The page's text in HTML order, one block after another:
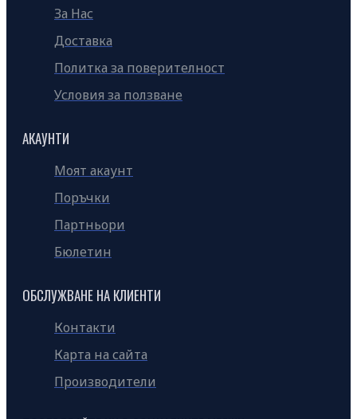
За Нас
Доставка
Политка за поверителност
Условия за ползване
АКАУНТИ
Моят акаунт
Поръчки
Партньори
Бюлетин
ОБСЛУЖВАНЕ НА КЛИЕНТИ
Контакти
Карта на сайта
Производители